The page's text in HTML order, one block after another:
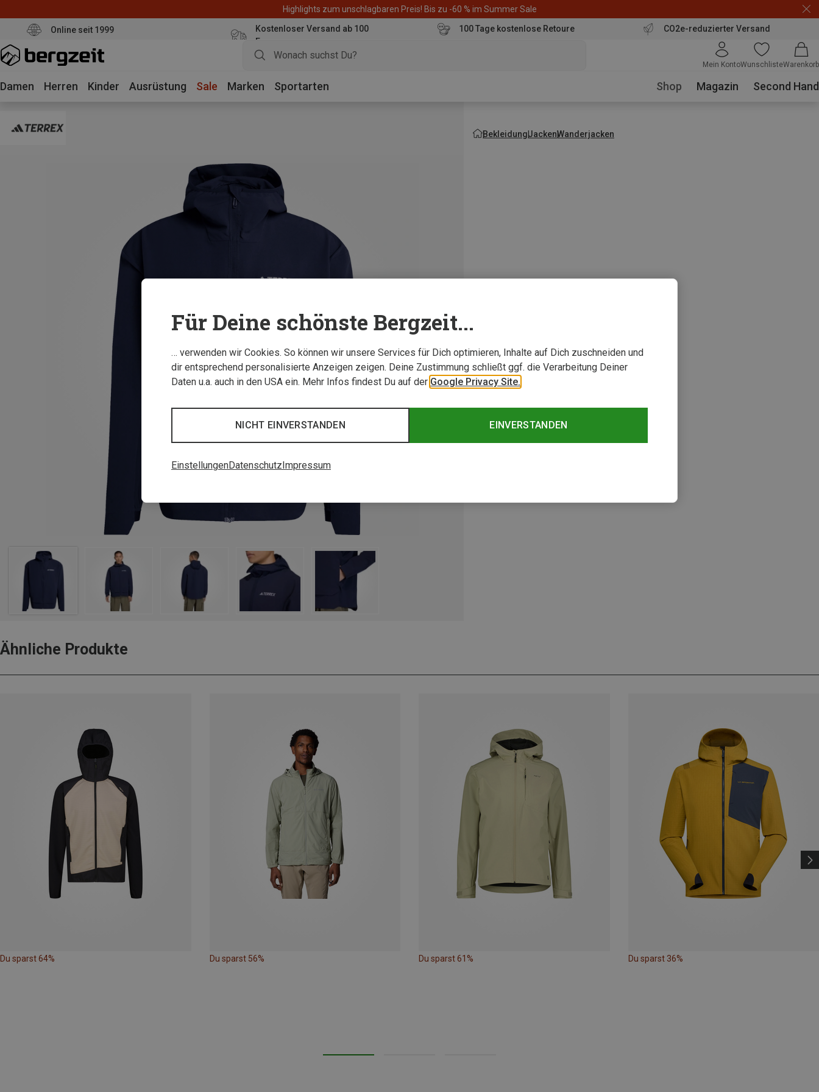
Highlights zum unschlagbaren Preis! Bis zu -60 % im Summer Sale
Online seit 1999
Kostenloser Versand ab 100
Euro
100 Tage kostenlose Retoure CO2e-reduzierter Versand
Mein KontoWunschlisteWarenkorb
Damen Herren Kinder Ausrüstung Sale Marken Sportarten Shop Magazin Second Hand
BekleidungJackenWanderjacken
Ähnliche Produkte
Du sparst 64% Du sparst 56% Du sparst 61% Du sparst 36%
Für Deine schönste Bergzeit...
… verwenden wir Cookies. So können wir unsere Services für Dich optimieren, Inhalte auf Dich zuschneiden und
dir entsprechend personalisierte Anzeigen zeigen. Deine Zustimmung schließt ggf. die Verarbeitung Deiner
Daten u.a. auch in den USA ein. Mehr Infos findest Du auf der Google Privacy Site.
EINVERSTANDEN
NICHT EINVERSTANDEN
EinstellungenDatenschutz Impressum